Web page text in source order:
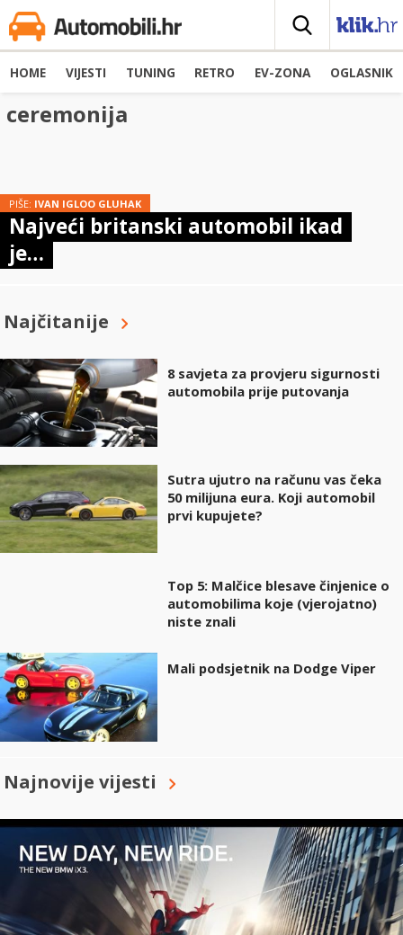
HOME VIJESTI TUNING RETRO EV-ZONA OGLASNIK
ceremonija
PIŠE: IVAN IGLOO GLUHAK
Najveći britanski automobil ikad
je…
Najčitanije
8 savjeta za provjeru sigurnosti
automobila prije putovanja
Sutra ujutro na računu vas čeka
50 milijuna eura. Koji automobil
prvi kupujete?
Top 5: Malčice blesave činjenice o
automobilima koje (vjerojatno)
niste znali
Mali podsjetnik na Dodge Viper
Najnovije vijesti